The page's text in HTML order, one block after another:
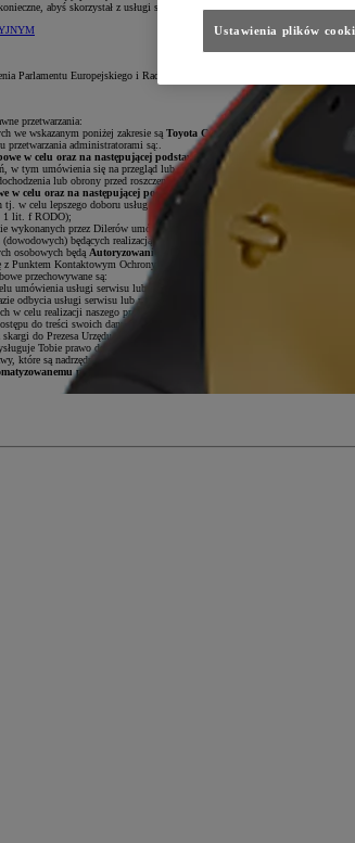
abyś skorzystał z usługi serwisowej lub przeglądu. W związku z
Parlamentu Europejskiego i Rady (UE) 2016/679 z dnia 27 kwietnia 2016
przetwarzania:
we wskazanym poniżej zakresie są Toyota Central Europe Sp. z o.o.
przetwarzania administratorami są:.
w celu oraz na następującej podstawie prawnej:
w tym umówienia się na przegląd lub usługę serwisową, przed zawarciem
lub obrony przed roszczeniami będącym realizacją prawnie
w celu oraz na następującej podstawie prawnej:
tj. w celu lepszego doboru usług do potrzeb klientów Toyota, ogólnej
1 lit. f RODO);
wykonanych przez Dilerów umów i usług w tym posprzedażnych, które
będących realizacją naszego prawnie uzasadnionego interesu
osobowych będą Autoryzowani Dilerzy Toyoty w Polsce (Dilerzy)
, firmy
Punktem Kontaktowym Ochrony Danych pod adresem e-mail:
przechowywane są:
umówienia usługi serwisu lub przeglądu przez okres do 6 miesięcy;
odbycia usługi serwisu lub przeglądu będziemy przechowywać przez czas w
w celu realizacji naszego prawnie uzasadnionego interesu - przez okres do
do treści swoich danych oraz prawo ich sprostowania, usunięcia,
do Prezesa Urzędu Ochrony Danych Osobowych, gdy uznasz, iż
Tobie prawo do wniesienia sprzeciwu wobec przetwarzania Twoich
które są nadrzędne wobec Twoich interesów, praw i wolności, lub dane będą
podejmowaniu decyzji, w tym profilowaniu
Ustawienia plików